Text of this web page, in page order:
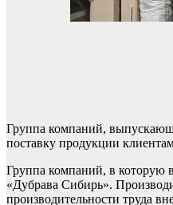
Группа компаний,
поставку продукции
Группа компаний, в которую
«Дубрава Сибирь».
производительности труда